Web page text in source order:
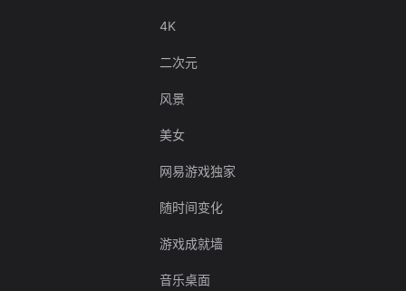
4K
二次元
风景
美女
网易游戏独家
随时间变化
游戏成就墙
音乐桌面